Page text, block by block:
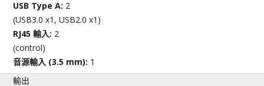
USB Type A: 2
(USB3.0 x1, USB2.0 x1)
RJ45 輸入: 2
(control)
音源輸入 (3.5 mm): 1
輸出